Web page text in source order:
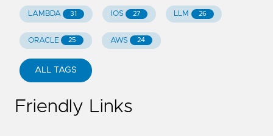
LAMBDA 31 IOS 27 LLM 26
ORACLE 25 AWS 24
ALL TAGS
Friendly Links